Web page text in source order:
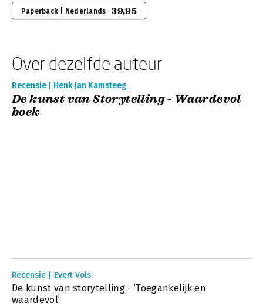
Paperback | Nederlands 39,95
Over dezelfde auteur
Recensie | Henk Jan Kamsteeg
De kunst van Storytelling - Waardevol
boek
Recensie | Evert Vols
De kunst van storytelling - ‘Toegankelijk en
waardevol’